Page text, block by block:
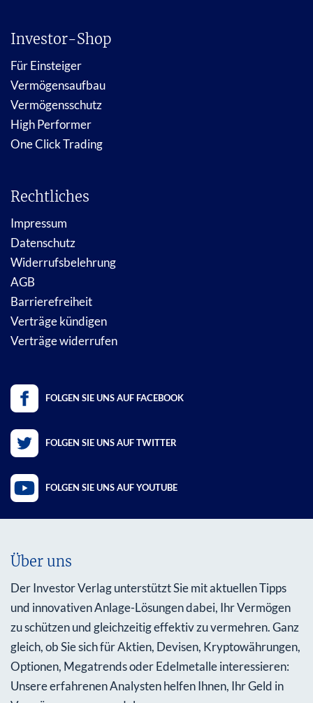
Investor-Shop
Für Einsteiger
Vermögensaufbau
Vermögensschutz
High Performer
One Click Trading
Rechtliches
Impressum
Datenschutz
Widerrufsbelehrung
AGB
Barrierefreiheit
Verträge kündigen
Verträge widerrufen
FOLGEN SIE UNS AUF FACEBOOK
FOLGEN SIE UNS AUF TWITTER
FOLGEN SIE UNS AUF YOUTUBE
Über uns
Der Investor Verlag unterstützt Sie mit aktuellen Tipps
und innovativen Anlage-Lösungen dabei, Ihr Vermögen
zu schützen und gleichzeitig effektiv zu vermehren. Ganz
gleich, ob Sie sich für Aktien, Devisen, Kryptowährungen,
Optionen, Megatrends oder Edelmetalle interessieren:
Unsere erfahrenen Analysten helfen Ihnen, Ihr Geld in